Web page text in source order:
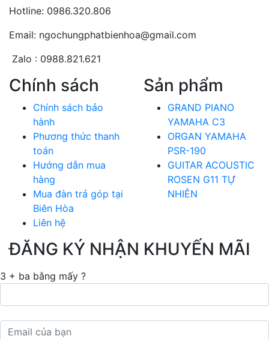
Hotline: 0986.320.806
Email: ngochungphatbienhoa@gmail.com
Zalo : 0988.821.621
Chính sách
Chính sách bảo
hành
Phương thức thanh
toán
Hướng dẫn mua
hàng
Mua đàn trả góp tại
Biên Hòa
Liên hệ
Sản phẩm
GRAND PIANO
YAMAHA C3
ORGAN YAMAHA
PSR-190
GUITAR ACOUSTIC
ROSEN G11 TỰ
NHIÊN
ĐĂNG KÝ NHẬN KHUYẾN MÃI
3 + ba bằng mấy ?